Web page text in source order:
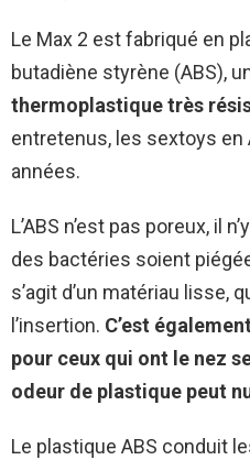
Le Max 2 est fabriqué en
butadiène styrène (ABS),
thermoplastique très
entretenus, les sextoys en
années.
L’ABS n’est pas poreux, il
des bactéries soient
s’agit d’un matériau lisse,
l’insertion. C’est
pour ceux qui ont le nez
odeur de plastique peut
Le plastique ABS conduit